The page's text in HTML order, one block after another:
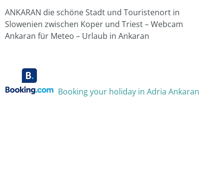
ANKARAN die schöne Stadt und Touristenort in
Slowenien zwischen Koper und Triest – Webcam
Ankaran für Meteo – Urlaub in Ankaran
Booking your holiday in Adria Ankaran